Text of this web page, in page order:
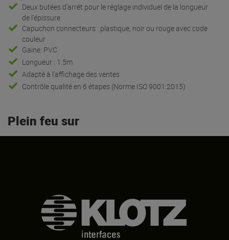
Deux butées d'arrêt pour le réglage individuel de la longueur
de l'épissure
Capuchon connecteurs : plastique, noir ou rouge avec code
couleur
Gaine: PVC
Longueur : 1.5m
Adapté à l'affichage des ventes
Contrôle qualité en 6 étapes (Norme ISO 9001:2015)
Plein feu sur